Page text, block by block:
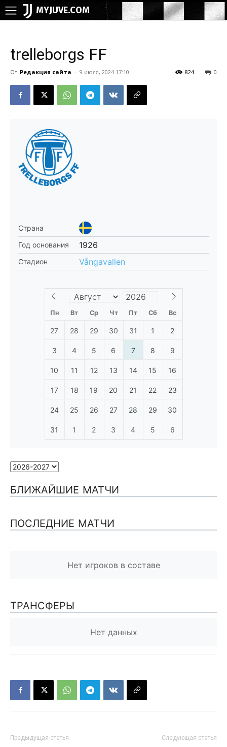
MYJUVE.COM
trelleborgs FF
От Редакция сайта - 9 июля, 2024 17:10 0
824
Страна
Год основания
1926
Стадион Vångavallen
Пн Вт Ср Чт Пт Сб Вс
27 28 29 30 31 1 2
3 4 5 6 7 8 9
10 11 12 13 14 15 16
17 18 19 20 21 22 23
24 25 26 27 28 29 30
31 1 2 3 4 5 6
БЛИЖАЙШИЕ МАТЧИ
ПОСЛЕДНИЕ МАТЧИ
Нет игроков в составе
ТРАНСФЕРЫ
Нет данных
Предыдущая статья Следующая статья